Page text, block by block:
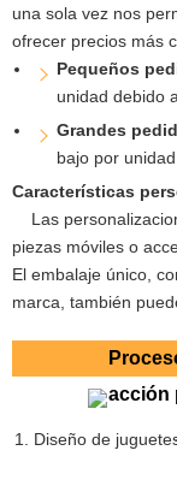
una sola vez nos
ofrecer precios más
Pequeños
unidad debido
Grandes
bajo por
Características
Las
piezas móviles o
El embalaje único,
marca, también
acción
1. Diseño de